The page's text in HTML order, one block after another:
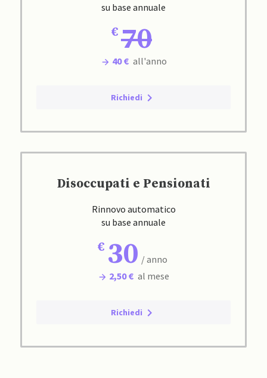
su base annuale
70
40 € all'anno
Richiedi
Disoccupati e Pensionati
Rinnovo automatico
su base annuale
30 / anno
2,50 € al mese
Richiedi